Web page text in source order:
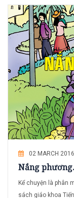
02 MARCH 2016
Nắng
Kể chuyện là phân
sách giáo khoa